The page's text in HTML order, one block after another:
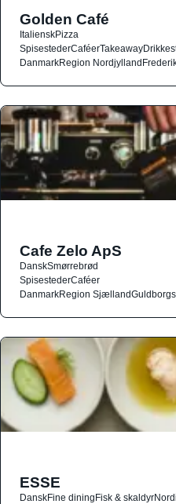
Golden Café
ItalienskPizza
SpisestederCaféerTakeaway
DanmarkRegion Nordjylland
Cafe Zelo ApS
DanskSmørrebrød
SpisestederCaféer
DanmarkRegion Sjælland
ESSE
DanskFine diningFisk & skaldyr